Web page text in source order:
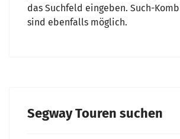
das Suchfeld eingeben. Such-
sind ebenfalls möglich.
Segway Touren suchen